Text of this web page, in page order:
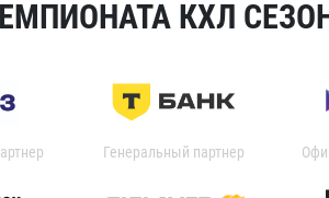
КХЛ
Генеральный партнер